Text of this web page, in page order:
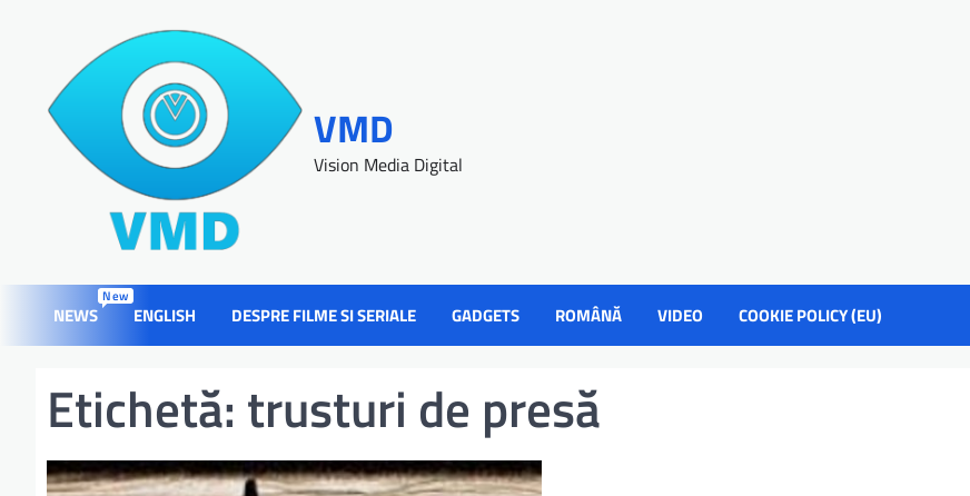
VMD
Vision Media Digital
NEWS
New
ENGLISH DESPRE FILME SI SERIALE GADGETS ROMÂNĂ VIDEO COOKIE POLICY (EU)
Etichetă: trusturi de presă